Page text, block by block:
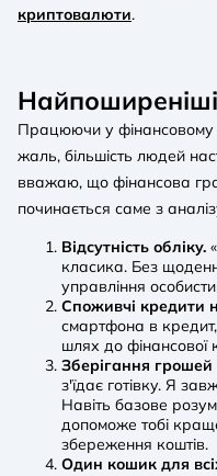
криптовалюти.
Працюючи у фінансовому
жаль, більшість людей
вважаю, що фінансова
починається саме з
Відсутність обліку.
класика. Без
управління
Споживчі кредити
смартфона в
шлях до фінансової
Зберігання
з'їдає готівку. Я
Навіть базове
допоможе тобі
збереження коштів.
Один кошик для